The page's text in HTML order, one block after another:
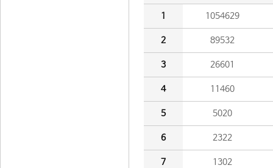
1 1054629
2 89532
3 26601
4 11460
5 5020
6 2322
7 1302